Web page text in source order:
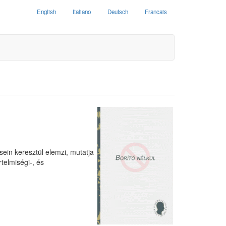
English Italiano Deutsch Francais
keresztül elemzi, mutatja
, és